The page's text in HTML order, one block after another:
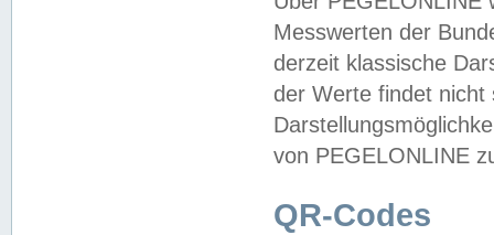
Messwerten der
derzeit klassische
der Werte findet
von PEGELONLINE
QR-Codes